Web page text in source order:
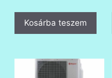
Kosárba teszem